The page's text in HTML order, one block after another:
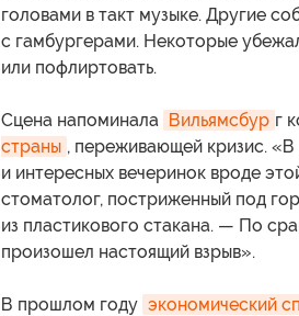
головами в такт музыке. Другие
с гамбургерами. Некоторые
или пофлиртовать.
Сцена напоминала Вильямсбур г
страны , переживающей кризис.
и интересных вечеринок вроде
стоматолог, постриженный под
из пластикового стакана. — По
произошел настоящий взрыв».
В прошлом году экономический